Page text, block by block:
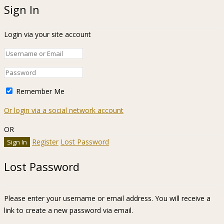
Sign In
Login via your site account
Remember Me
Or login via a social network account
OR
Register Lost Password
Lost Password
Please enter your username or email address. You will receive a
link to create a new password via email.